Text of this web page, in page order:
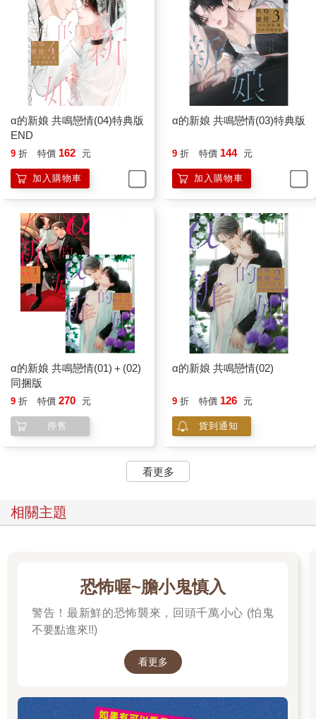
α的新娘 共鳴戀情(04)特典版
END
9 折 特價 162 元
加入購物車
α的新娘 共鳴戀情(03)特典版
9 折 特價 144 元
加入購物車
α的新娘 共鳴戀情(01)＋(02)
同捆版
9 折 特價 270 元
停售
α的新娘 共鳴戀情(02)
9 折 特價 126 元
貨到通知
看更多
相關主題
恐怖喔~膽小鬼慎入
警告！最新鮮的恐怖襲來，回頭千萬小心 (怕鬼
不要點進來!!)
看更多